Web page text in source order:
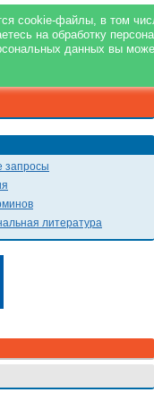
cookie-файлы, в том
на обработку
данных вы
Реклама
Архив номеров
запросы
литература